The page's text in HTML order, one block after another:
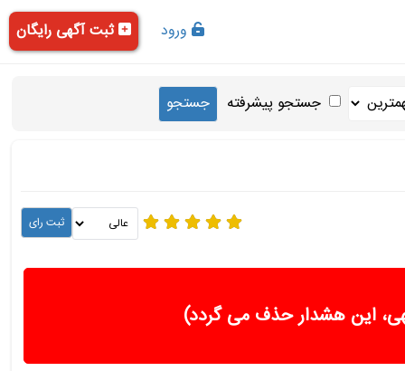
ورود ثبت آگهی رایگان
جستجو پیشرفته
این هشدار حذف می گردد)